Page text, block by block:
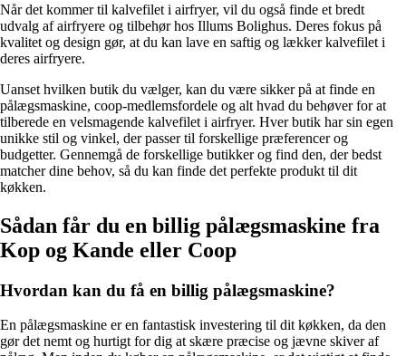
Når det kommer til kalvefilet i airfryer, vil du også finde et bredt
udvalg af airfryere og tilbehør hos Illums Bolighus. Deres fokus på
kvalitet og design gør, at du kan lave en saftig og lækker kalvefilet i
deres airfryere.
Uanset hvilken butik du vælger, kan du være sikker på at finde en
pålægsmaskine, coop-medlemsfordele og alt hvad du behøver for at
tilberede en velsmagende kalvefilet i airfryer. Hver butik har sin egen
unikke stil og vinkel, der passer til forskellige præferencer og
budgetter. Gennemgå de forskellige butikker og find den, der bedst
matcher dine behov, så du kan finde det perfekte produkt til dit
køkken.
Sådan får du en billig pålægsmaskine fra
Kop og Kande eller Coop
Hvordan kan du få en billig pålægsmaskine?
En pålægsmaskine er en fantastisk investering til dit køkken, da den
gør det nemt og hurtigt for dig at skære præcise og jævne skiver af